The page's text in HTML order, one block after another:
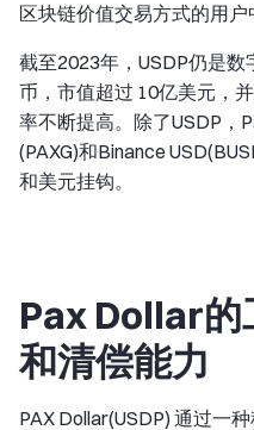
区块链价值交易方式的用户
截至2023年，USDP仍是
币，市值超过 10亿美元，
率不断提高。除了USDP，
(PAXG)和Binance
和美元挂钩。
Pax Dollar的
和清偿能力
PAX Dollar(USDP) 通过一